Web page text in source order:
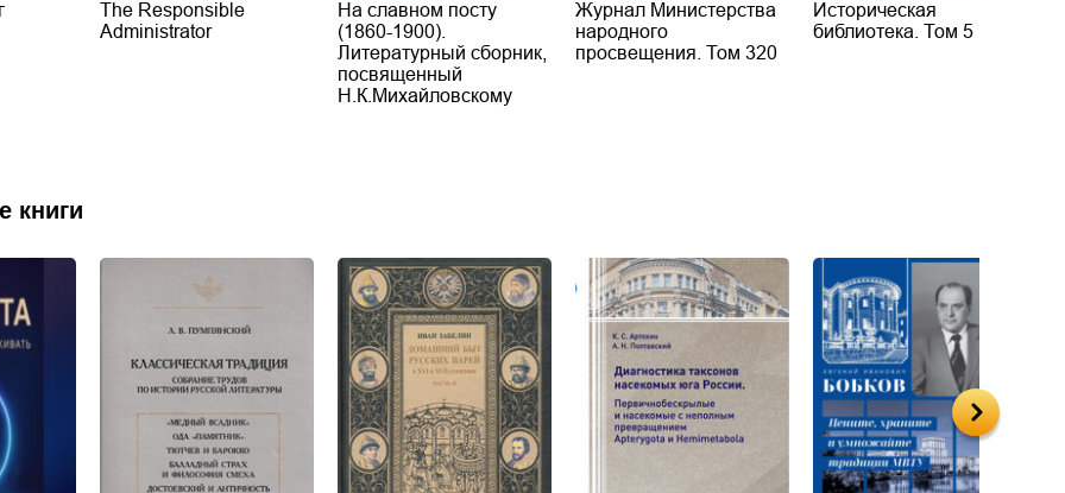
The Responsible
Administrator
На славном посту
(1860-1900).
Литературный сборник,
посвященный
Н.К.Михайловскому
Журнал Министерства
народного
просвещения. Том 320
Историческая
библиотека. Том 5
книги